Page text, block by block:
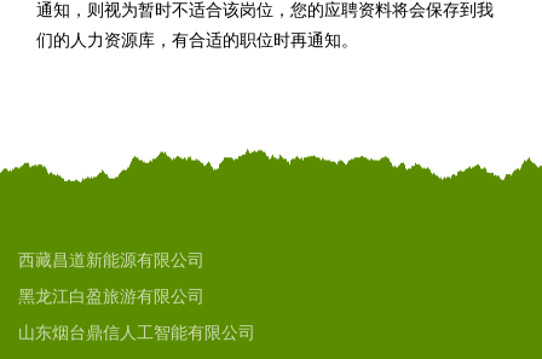
通知，则视为暂时不适合该岗位，您的应聘资料将会保存到我
们的人力资源库，有合适的职位时再通知。
西藏昌道新能源有限公司
黑龙江白盈旅游有限公司
山东烟台鼎信人工智能有限公司